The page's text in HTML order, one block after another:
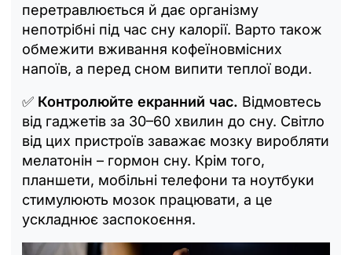
перетравлюється й дає організму
непотрібні під час сну калорії. Варто також
обмежити вживання кофеїновмісних
напоїв, а перед сном випити теплої води.
✅ Контролюйте екранний час. Відмовтесь
від гаджетів за 30–60 хвилин до сну. Світло
від цих пристроїв заважає мозку виробляти
мелатонін – гормон сну. Крім того,
планшети, мобільні телефони та ноутбуки
стимулюють мозок працювати, а це
ускладнює заспокоєння.